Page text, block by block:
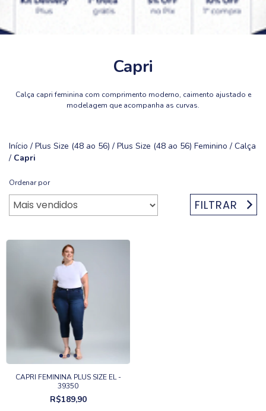
Capri
Calça capri feminina com comprimento moderno, caimento ajustado e
modelagem que acompanha as curvas.
Início / Plus Size (48 ao 56) / Plus Size (48 ao 56) Feminino / Calça
/ Capri
Ordenar por
FILTRAR
CAPRI FEMININA PLUS SIZE EL -
39350
R$189,90